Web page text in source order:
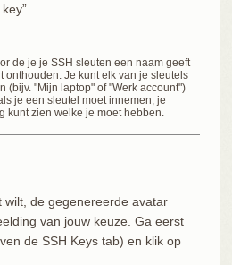
de je je SSH sleuten een naam geeft
onthouden. Je kunt elk van je sleutels
(bijv. "Mijn laptop" of "Werk account")
je een sleutel moet innemen, je
kunt zien welke je moet hebben.
wilt, de gegenereerde avatar
van jouw keuze. Ga eerst
de SSH Keys tab) en klik op